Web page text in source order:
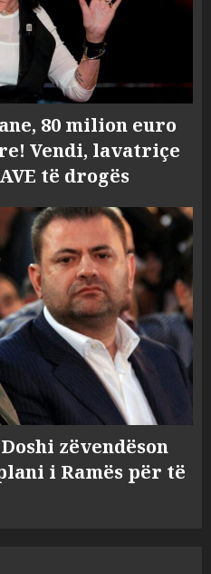
80 milion euro
Vendi, lavatriçe
të drogës
zëvendëson
i Ramës për të